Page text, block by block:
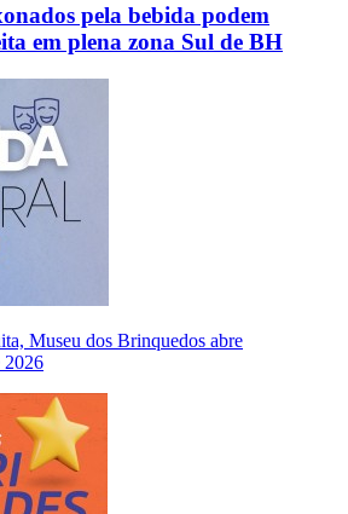
pela bebida podem
em plena zona Sul de BH
Museu dos Brinquedos abre
2026